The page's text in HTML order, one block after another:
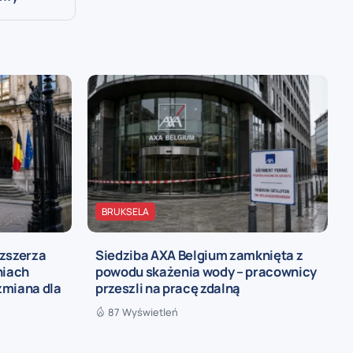
dla
BRUKSELA
Siedziba AXA Belgium zamknięta z
powodu skażenia wody – pracownicy
przeszli na pracę zdalną
87 Wyświetleń